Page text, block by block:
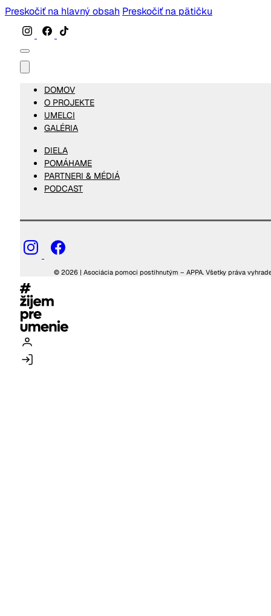
Preskočiť na hlavný obsah Preskočiť na pätičku
DOMOV
O PROJEKTE
UMELCI
GALÉRIA
DIELA
POMÁHAME
PARTNERI & MÉDIÁ
PODCAST
© 2026 | Asociácia pomoci postihnutým – APPA. Všetky práva